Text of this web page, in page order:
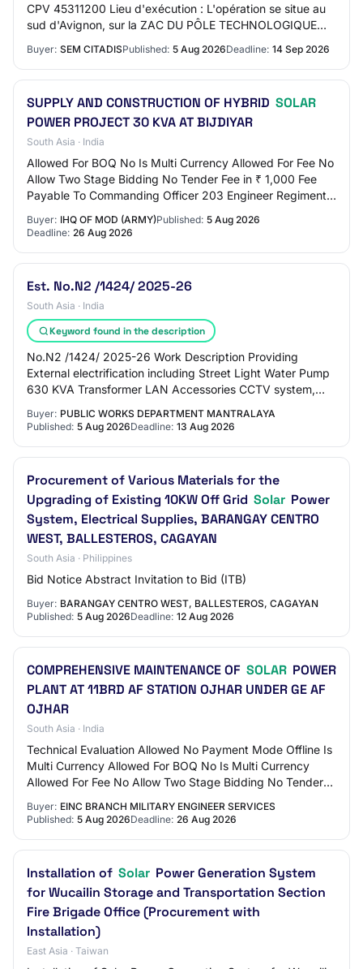
CPV 45311200 Lieu d'exécution : L'opération se situe au
sud d'Avignon, sur la ZAC DU PÔLE TECHNOLOGIQUE
Buyer: SEM CITADISPublished: 5 Aug 2026Deadline: 14 Sep 2026
SUPPLY AND CONSTRUCTION OF HYBRID SOLAR
POWER PROJECT 30 KVA AT BIJDIYAR
South Asia · India
Allowed For BOQ No Is Multi Currency Allowed For Fee No
Allow Two Stage Bidding No Tender Fee in ₹ 1,000 Fee
Payable To Commanding Officer 203 Engineer Regiment
Tender Fee Exemption Allowed No EMD Am…
Buyer: IHQ OF MOD (ARMY)Published: 5 Aug 2026
Deadline: 26 Aug 2026
Est. No.N2 /1424/ 2025-26
South Asia · India
Keyword found in the description
No.N2 /1424/ 2025-26 Work Description Providing
External electrification including Street Light Water Pump
630 KVA Transformer LAN Accessories CCTV system,
Buyer: PUBLIC WORKS DEPARTMENT MANTRALAYA
Published: 5 Aug 2026Deadline: 13 Aug 2026
Procurement of Various Materials for the
Upgrading of Existing 10KW Off Grid Solar Power
System, Electrical Supplies, BARANGAY CENTRO
WEST, BALLESTEROS, CAGAYAN
South Asia · Philippines
Bid Notice Abstract Invitation to Bid (ITB)
Buyer: BARANGAY CENTRO WEST, BALLESTEROS, CAGAYAN
Published: 5 Aug 2026Deadline: 12 Aug 2026
COMPREHENSIVE MAINTENANCE OF SOLAR POWER
PLANT AT 11BRD AF STATION OJHAR UNDER GE AF
OJHAR
South Asia · India
Technical Evaluation Allowed No Payment Mode Offline Is
Multi Currency Allowed For BOQ No Is Multi Currency
Allowed For Fee No Allow Two Stage Bidding No Tender
Buyer: EINC BRANCH MILITARY ENGINEER SERVICES
Published: 5 Aug 2026Deadline: 26 Aug 2026
Installation of Solar Power Generation System
for Wucailin Storage and Transportation Section
Fire Brigade Office (Procurement with
Installation)
East Asia · Taiwan